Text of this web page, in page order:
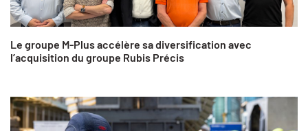
Le groupe M-Plus accélère sa diversification avec
l’acquisition du groupe Rubis Précis